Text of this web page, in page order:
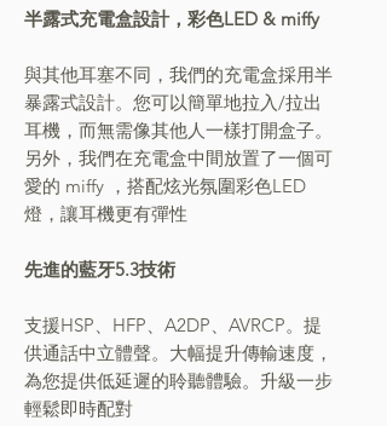
半露式充電盒設計，彩色LED & miffy
與其他耳塞不同，我們的充電盒採用半
暴露式設計。您可以簡單地拉入/拉出
耳機，而無需像其他人一樣打開盒子。
另外，我們在充電盒中間放置了一個可
愛的 miffy ，搭配炫光氛圍彩色LED
燈，讓耳機更有彈性
先進的藍牙5.3技術
支援HSP、HFP、A2DP、AVRCP。提
供通話中立體聲。大幅提升傳輸速度，
為您提供低延遲的聆聽體驗。升級一步
輕鬆即時配對